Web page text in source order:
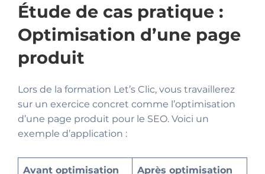
Étude de cas pratique :
Optimisation d’une page
produit
Lors de la formation Let’s Clic, vous travaillerez
sur un exercice concret comme l’optimisation
d’une page produit pour le SEO. Voici un
exemple d’application :
Avant optimisation Après optimisation